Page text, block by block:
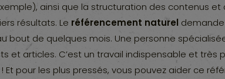
ainsi que la structuration des contenus
résultats. Le référencement naturel
bout de quelques mois. Une personne
et articles. C’est un travail indispensable et très
Et pour les plus pressés, vous pouvez aider ce